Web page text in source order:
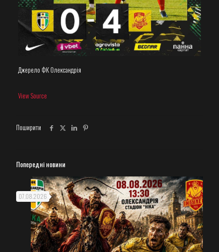
Джерело ФК Олександрія
View Source
Поширити
Попередні новини
07.08.2026